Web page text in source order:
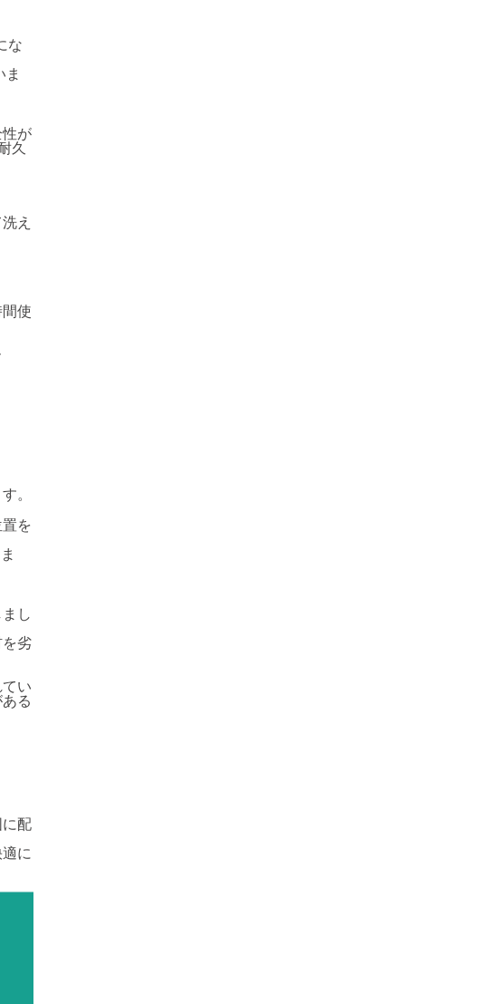
な
ま
が
久
え
使
。
を
し
を劣
い
る
に配
に